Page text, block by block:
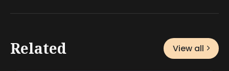
Related View all